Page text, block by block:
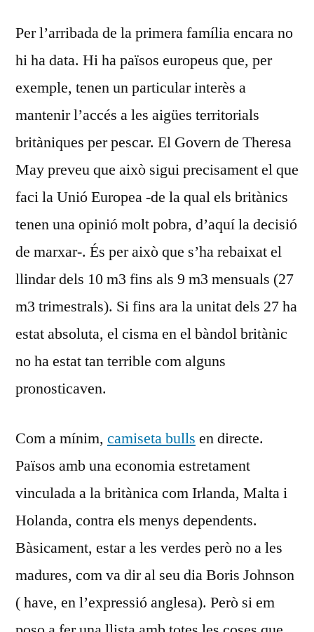
Per l’arribada de la primera família encara no
hi ha data. Hi ha països europeus que, per
exemple, tenen un particular interès a
mantenir l’accés a les aigües territorials
britàniques per pescar. El Govern de Theresa
May preveu que això sigui precisament el que
faci la Unió Europea -de la qual els britànics
tenen una opinió molt pobra, d’aquí la decisió
de marxar-. És per això que s’ha rebaixat el
llindar dels 10 m3 fins als 9 m3 mensuals (27
m3 trimestrals). Si fins ara la unitat dels 27 ha
estat absoluta, el cisma en el bàndol britànic
no ha estat tan terrible com alguns
pronosticaven.
Com a mínim, camiseta bulls en directe.
Països amb una economia estretament
vinculada a la britànica com Irlanda, Malta i
Holanda, contra els menys dependents.
Bàsicament, estar a les verdes però no a les
madures, com va dir al seu dia Boris Johnson
( have, en l’expressió anglesa). Però si em